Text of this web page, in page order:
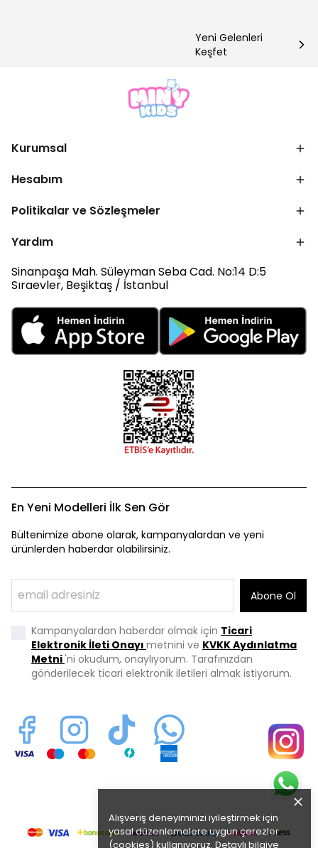
Alışveriş deneyiminizi iyileştirmek için
yasal düzenlemelere uygun çerezler
(cookies) kullanıyoruz. Detaylı bilgiye
Yeni Gelenleri
Keşfet
Kurumsal
Hesabım
Politikalar ve Sözleşmeler
Yardım
Sinanpaşa Mah. Süleyman Seba Cad. No:14 D:5
Sıraevler, Beşiktaş / İstanbul
En Yeni Modelleri İlk Sen Gör
Bültenimize abone olarak, kampanyalardan ve yeni
ürünlerden haberdar olabilirsiniz.
Abone Ol
Kampanyalardan haberdar olmak için Ticari
Elektronik İleti Onayı metnini ve KVKK Aydınlatma
Metni'ni okudum, onaylıyorum. Tarafınızdan
gönderilecek ticari elektronik iletileri almak istiyorum.